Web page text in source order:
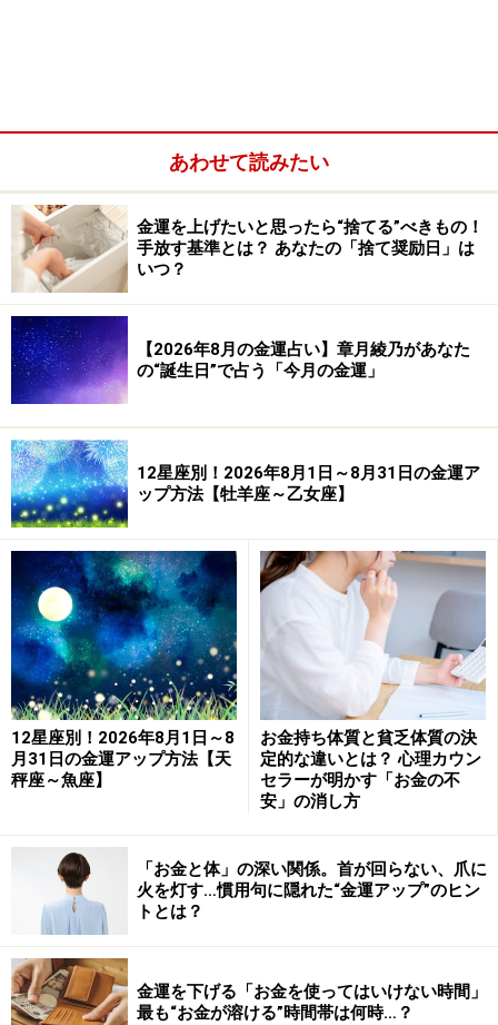
6月の天秤座の運気は活性化し、視野が広がりそうで
す。日々の雑事や目先のことはさておき、将来の夢に思
いをはせましょう。新しい道が開け、活躍の場をつかむ
ことができるはず。自分の可能性に賭けるべき時期とい
えます。金銭的にはやや厳しめながら、本当に必要な支
出か、そうでないかの判断ができるように。必要経費と
理解したならば、その額の多寡にかかわらず出してくだ
さい。出した以上に得るものがある暗示です。
ラッキーアイテム：大ぶりのペンダント
蠍座
6月の蠍座の運気は低調傾向。我慢しなくてはいけない
場面が増えてしまいそうな予感が。といって自分勝手に
ふるまうと周囲とぶつかることに。6月は黙って折れ
て、ひたすら次の活躍チャンスを待つのが正解でしょ
う。金銭面はかなり豊か。昇給やちょっとしたお小遣い
稼ぎで収入は上昇傾向。預貯金が想像以上に膨らんでい
ることも判明しそう。そのうえ無駄遣いをせず、しっか
り節約できる暗示もあります。お金の心配は1つもなさ
そう。
ラッキーアイテム：アンティークドール
射手座
6月の射手座は吉凶混在。人間関係にスポットが当た
り、コミュニケーションのうまさで周囲との関係は良好
に。とはいえ自信満々でいると反感を買い、陰口を叩か
あわせて読みたい
金運を上げたいと思ったら“捨てる”べきもの！
手放す基準とは？ あなたの「捨て奨励日」は
いつ？
【2026年8月の金運占い】章月綾乃があなた
の“誕生日”で占う「今月の金運」
12星座別！2026年8月1日～8月31日の金運ア
ップ方法【牡羊座～乙女座】
12星座別！2026年8月1日～8
月31日の金運アップ方法【天
秤座～魚座】
お金持ち体質と貧乏体質の決
定的な違いとは？ 心理カウン
セラーが明かす「お金の不
安」の消し方
「お金と体」の深い関係。首が回らない、爪に
火を灯す…慣用句に隠れた“金運アップ”のヒン
トとは？
金運を下げる「お金を使ってはいけない時間」
最も“お金が溶ける”時間帯は何時…？